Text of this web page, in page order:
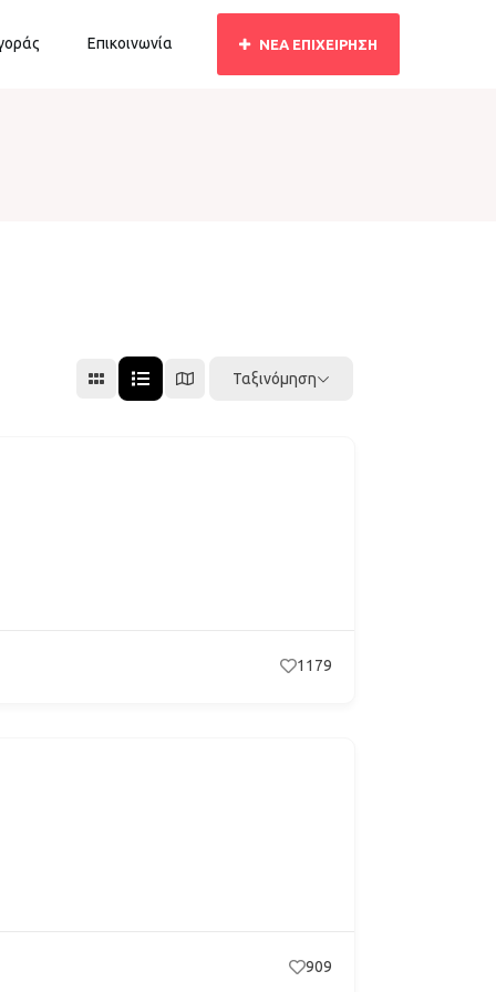
Επικοινωνία ΝΕΑ ΕΠΙΧΕΙΡΗΣΗ
Ταξινόμηση
1179
909